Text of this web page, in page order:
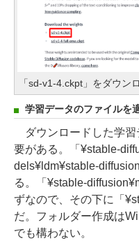
「sd-v1-4.ckpt」をダウン
学習データのファイルを
ダウンロードした学習
要がある。「¥stable-
dels¥ldm¥stable-
る。「¥stable-
ずなので、その下に「
だ。フォルダー作成は
でも構わない。